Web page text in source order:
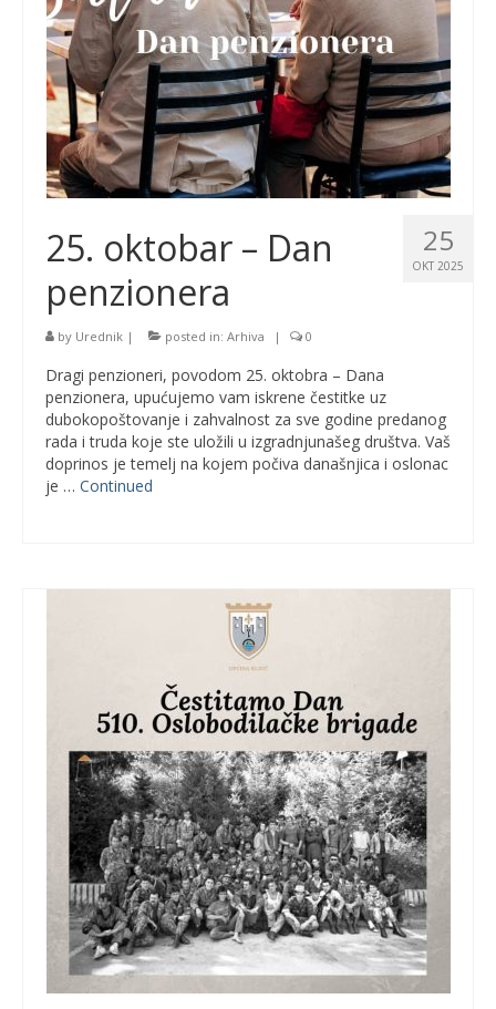
25
OKT 2025
25. oktobar – Dan
penzionera
by Urednik | posted in: Arhiva | 0
Dragi penzioneri, povodom 25. oktobra – Dana
penzionera, upućujemo vam iskrene čestitke uz
dubokopoštovanje i zahvalnost za sve godine predanog
rada i truda koje ste uložili u izgradnjunašeg društva. Vaš
doprinos je temelj na kojem počiva današnjica i oslonac
je … Continued